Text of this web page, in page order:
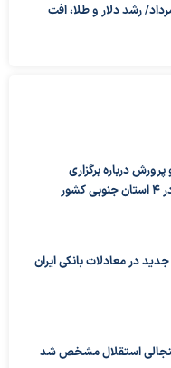
دلار،قیمت طلا و سکه امروز ۱۲ مرداد/ رشد دلار و طلا، افت
درباره برگزاری
در معادلات بانکی ایران
استقلال مشخص شد